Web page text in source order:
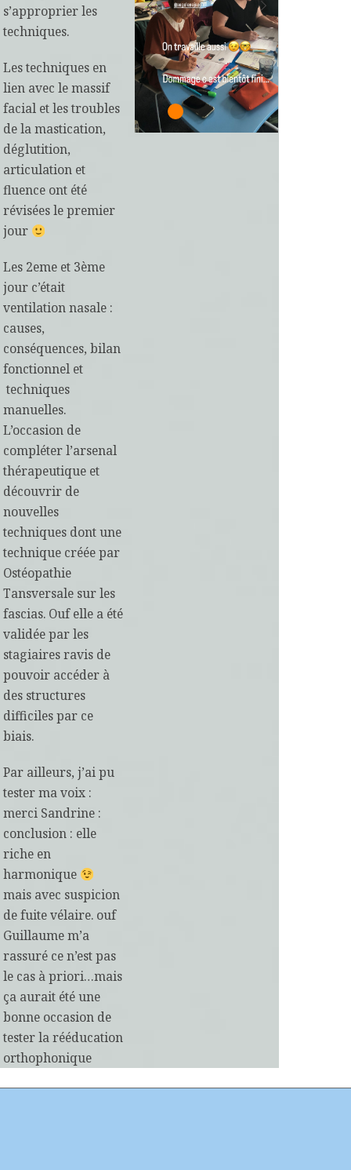
s’approprier les
techniques.
Les techniques en
lien avec le massif
facial et les troubles
de la mastication,
déglutition,
articulation et
fluence ont été
révisées le premier
jour
Les 2eme et 3ème
jour c’était
ventilation nasale :
causes,
conséquences, bilan
fonctionnel et
techniques
manuelles.
L’occasion de
compléter l’arsenal
thérapeutique et
découvrir de
nouvelles
techniques dont une
technique créée par
Ostéopathie
Tansversale sur les
fascias. Ouf elle a été
validée par les
stagiaires ravis de
pouvoir accéder à
des structures
difficiles par ce
biais.
Par ailleurs, j’ai pu
tester ma voix :
merci Sandrine :
conclusion : elle
riche en
harmonique
mais avec suspicion
defuite vélaire. ouf
Guillaume m’a
rassuré ce n’est pas
le cas à priori…mais
ça aurait été une
bonne occasion de
tester la rééducation
orthophonique